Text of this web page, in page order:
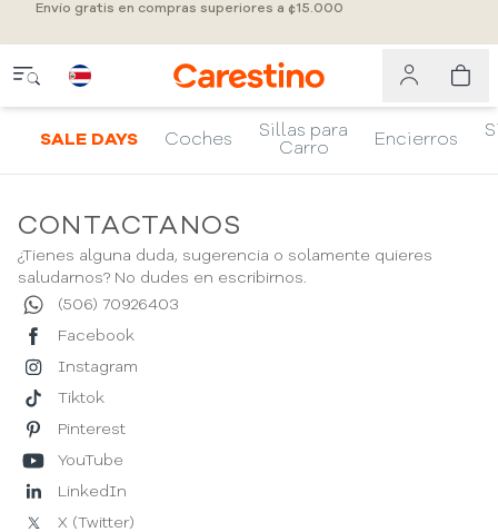
Envío gratis en compras superiores a ¢15.000
SALE DAYS Coches
Sillas para
Carro
Encierros
CONTACTANOS
¿Tienes alguna duda, sugerencia o solamente quieres
saludarnos? No dudes en escribirnos.
(506) 70926403
Facebook
Instagram
Tiktok
Pinterest
YouTube
LinkedIn
X (Twitter)